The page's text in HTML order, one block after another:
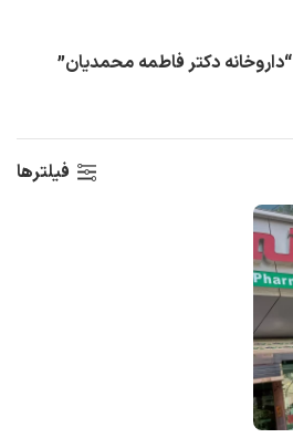
دکتر فاطمه محمدیان”
فیلترها